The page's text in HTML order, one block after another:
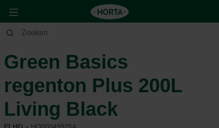
Tuin Bewatering
Green Basics
regenton Plus 200L
Living Black